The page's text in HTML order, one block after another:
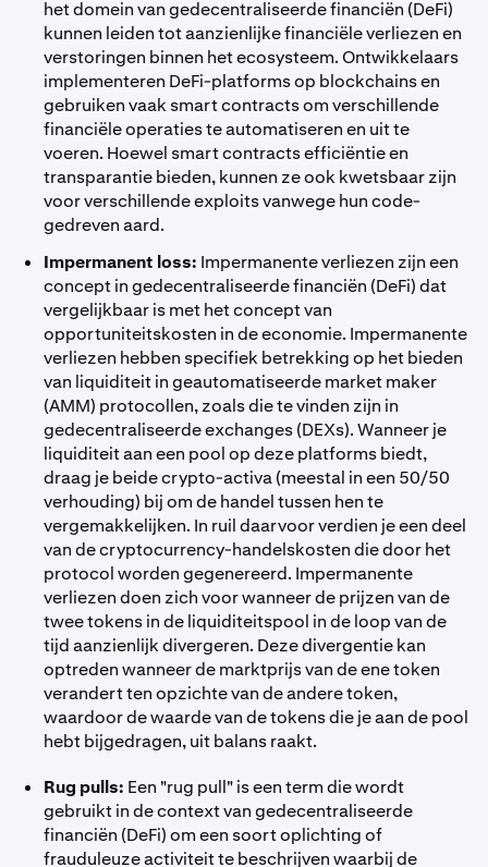
het domein van gedecentraliseerde financiën (DeFi)
kunnen leiden tot aanzienlijke financiële verliezen en
verstoringen binnen het ecosysteem. Ontwikkelaars
implementeren DeFi-platforms op blockchains en
gebruiken vaak smart contracts om verschillende
financiële operaties te automatiseren en uit te
voeren. Hoewel smart contracts efficiëntie en
transparantie bieden, kunnen ze ook kwetsbaar zijn
voor verschillende exploits vanwege hun code-
gedreven aard.
Impermanent loss: Impermanente verliezen zijn een
concept in gedecentraliseerde financiën (DeFi) dat
vergelijkbaar is met het concept van
opportuniteitskosten in de economie. Impermanente
verliezen hebben specifiek betrekking op het bieden
van liquiditeit in geautomatiseerde market maker
(AMM) protocollen, zoals die te vinden zijn in
gedecentraliseerde exchanges (DEXs). Wanneer je
liquiditeit aan een pool op deze platforms biedt,
draag je beide crypto-activa (meestal in een 50/50
verhouding) bij om de handel tussen hen te
vergemakkelijken. In ruil daarvoor verdien je een deel
van de cryptocurrency-handelskosten die door het
protocol worden gegenereerd. Impermanente
verliezen doen zich voor wanneer de prijzen van de
twee tokens in de liquiditeitspool in de loop van de
tijd aanzienlijk divergeren. Deze divergentie kan
optreden wanneer de marktprijs van de ene token
verandert ten opzichte van de andere token,
waardoor de waarde van de tokens die je aan de pool
hebt bijgedragen, uit balans raakt.
Rug pulls: Een "rug pull" is een term die wordt
gebruikt in de context van gedecentraliseerde
financiën (DeFi) om een soort oplichting of
frauduleuze activiteit te beschrijven waarbij de